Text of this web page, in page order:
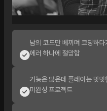
남의 코드만 베끼며 코딩하다
에러 하나에 절망함
기능은 많은데 플레이는 밋밋
미완성 프로젝트